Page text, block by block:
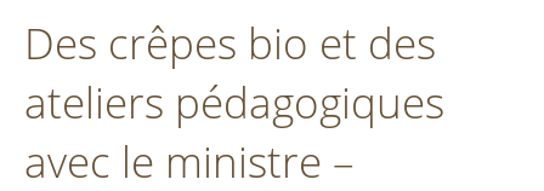
Des crêpes bio et des
ateliers pédagogiques
avec le ministre –